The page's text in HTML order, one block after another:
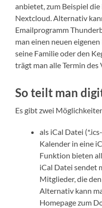
anbietet, zum Beispiel
Nextcloud. Alternativ
Emailprogramm
man einen neuen
seine Familie oder den
trägt man alle Termin des
So teilt man
Es gibt zwei
als iCal Datei
Kalender in eine
Funktion bieten
iCal Datei sendet
Mitglieder, die
Alternativ kann
Homepage zum